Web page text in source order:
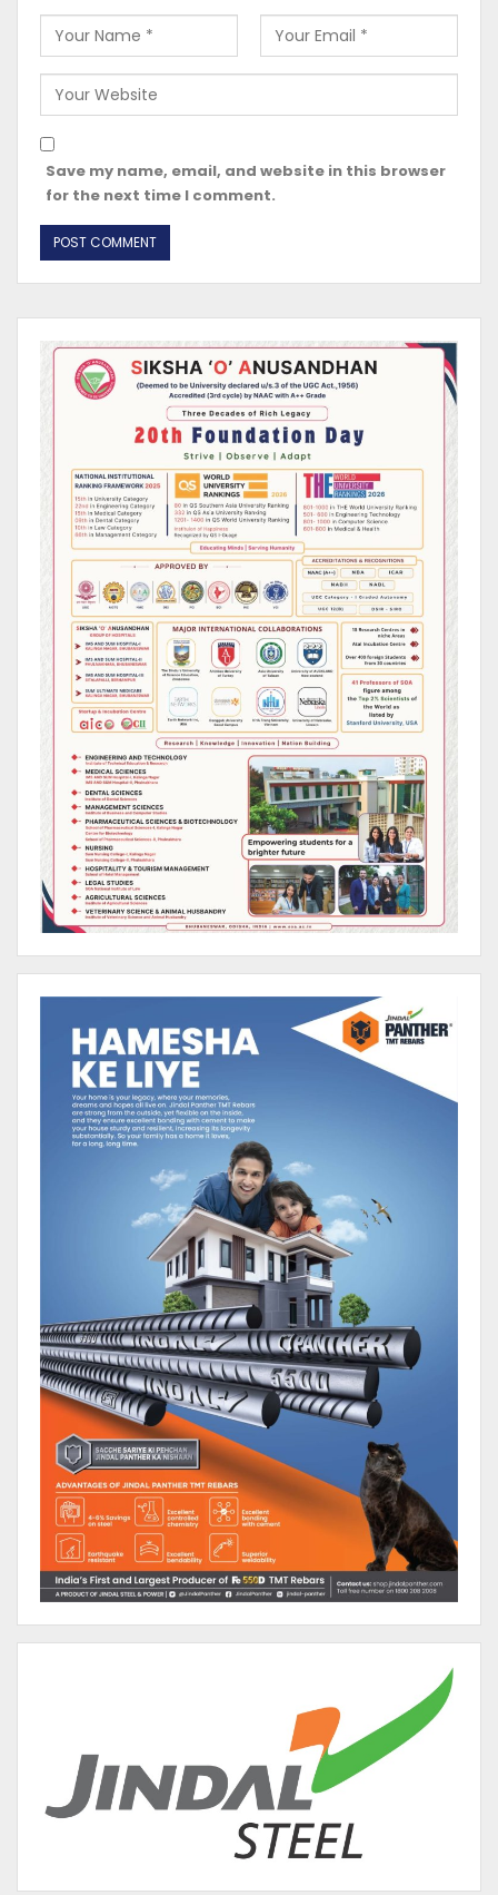
Save my name, email, and website in this browser
for the next time I comment.